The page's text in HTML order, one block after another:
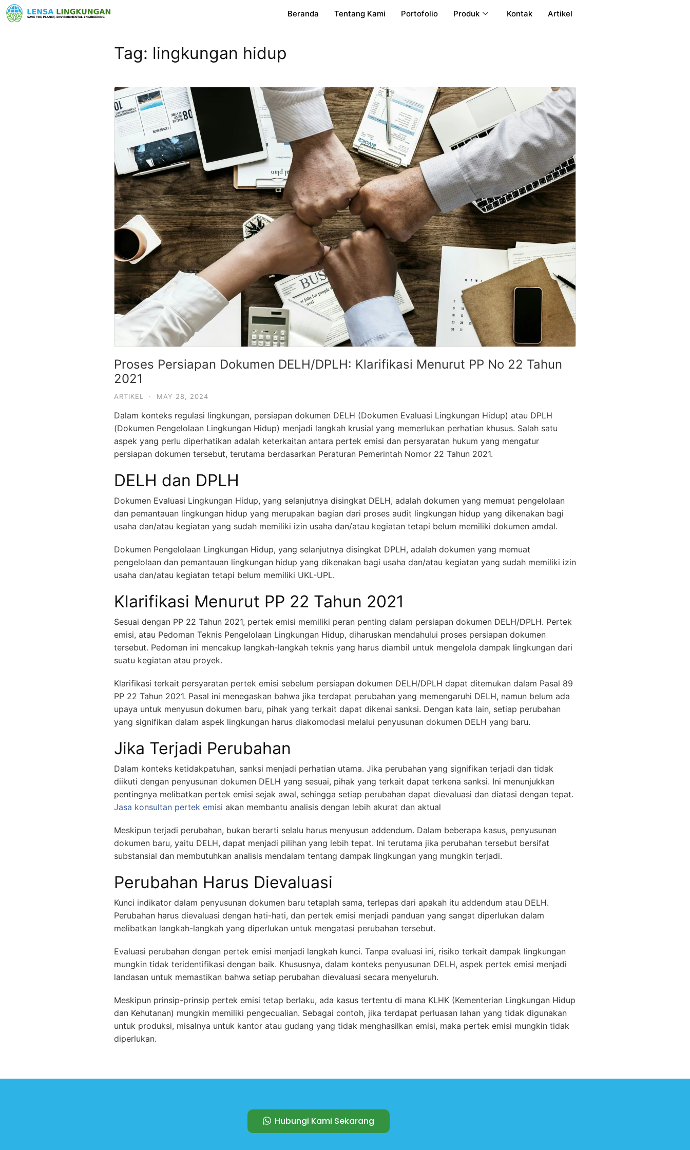
Beranda Tentang Kami Portofolio Produk Kontak Artikel
Tag: lingkungan hidup
Proses Persiapan Dokumen DELH/DPLH: Klarifikasi Menurut PP No 22 Tahun
2021
ARTIKEL · MAY 28, 2024
Dalam konteks regulasi lingkungan, persiapan dokumen DELH (Dokumen Evaluasi Lingkungan Hidup) atau DPLH
(Dokumen Pengelolaan Lingkungan Hidup) menjadi langkah krusial yang memerlukan perhatian khusus. Salah satu
aspek yang perlu diperhatikan adalah keterkaitan antara pertek emisi dan persyaratan hukum yang mengatur
persiapan dokumen tersebut, terutama berdasarkan Peraturan Pemerintah Nomor 22 Tahun 2021.
DELH dan DPLH
Dokumen Evaluasi Lingkungan Hidup, yang selanjutnya disingkat DELH, adalah dokumen yang memuat pengelolaan
dan pemantauan lingkungan hidup yang merupakan bagian dari proses audit lingkungan hidup yang dikenakan bagi
usaha dan/atau kegiatan yang sudah memiliki izin usaha dan/atau kegiatan tetapi belum memiliki dokumen amdal.
Dokumen Pengelolaan Lingkungan Hidup, yang selanjutnya disingkat DPLH, adalah dokumen yang memuat
pengelolaan dan pemantauan lingkungan hidup yang dikenakan bagi usaha dan/atau kegiatan yang sudah memiliki izin
usaha dan/atau kegiatan tetapi belum memiliki UKL-UPL.
Klarifikasi Menurut PP 22 Tahun 2021
Sesuai dengan PP 22 Tahun 2021, pertek emisi memiliki peran penting dalam persiapan dokumen DELH/DPLH. Pertek
emisi, atau Pedoman Teknis Pengelolaan Lingkungan Hidup, diharuskan mendahului proses persiapan dokumen
tersebut. Pedoman ini mencakup langkah-langkah teknis yang harus diambil untuk mengelola dampak lingkungan dari
suatu kegiatan atau proyek.
Klarifikasi terkait persyaratan pertek emisi sebelum persiapan dokumen DELH/DPLH dapat ditemukan dalam Pasal 89
PP 22 Tahun 2021. Pasal ini menegaskan bahwa jika terdapat perubahan yang memengaruhi DELH, namun belum ada
upaya untuk menyusun dokumen baru, pihak yang terkait dapat dikenai sanksi. Dengan kata lain, setiap perubahan
yang signifikan dalam aspek lingkungan harus diakomodasi melalui penyusunan dokumen DELH yang baru.
Jika Terjadi Perubahan
Dalam konteks ketidakpatuhan, sanksi menjadi perhatian utama. Jika perubahan yang signifikan terjadi dan tidak
diikuti dengan penyusunan dokumen DELH yang sesuai, pihak yang terkait dapat terkena sanksi. Ini menunjukkan
pentingnya melibatkan pertek emisi sejak awal, sehingga setiap perubahan dapat dievaluasi dan diatasi dengan tepat.
Jasa konsultan pertek emisi akan membantu analisis dengan lebih akurat dan aktual
Meskipun terjadi perubahan, bukan berarti selalu harus menyusun addendum. Dalam beberapa kasus, penyusunan
dokumen baru, yaitu DELH, dapat menjadi pilihan yang lebih tepat. Ini terutama jika perubahan tersebut bersifat
substansial dan membutuhkan analisis mendalam tentang dampak lingkungan yang mungkin terjadi.
Perubahan Harus Dievaluasi
Kunci indikator dalam penyusunan dokumen baru tetaplah sama, terlepas dari apakah itu addendum atau DELH.
Perubahan harus dievaluasi dengan hati-hati, dan pertek emisi menjadi panduan yang sangat diperlukan dalam
melibatkan langkah-langkah yang diperlukan untuk mengatasi perubahan tersebut.
Evaluasi perubahan dengan pertek emisi menjadi langkah kunci. Tanpa evaluasi ini, risiko terkait dampak lingkungan
mungkin tidak teridentifikasi dengan baik. Khususnya, dalam konteks penyusunan DELH, aspek pertek emisi menjadi
landasan untuk memastikan bahwa setiap perubahan dievaluasi secara menyeluruh.
Meskipun prinsip-prinsip pertek emisi tetap berlaku, ada kasus tertentu di mana KLHK (Kementerian Lingkungan Hidup
dan Kehutanan) mungkin memiliki pengecualian. Sebagai contoh, jika terdapat perluasan lahan yang tidak digunakan
untuk produksi, misalnya untuk kantor atau gudang yang tidak menghasilkan emisi, maka pertek emisi mungkin tidak
diperlukan.
Hubungi Kami Sekarang